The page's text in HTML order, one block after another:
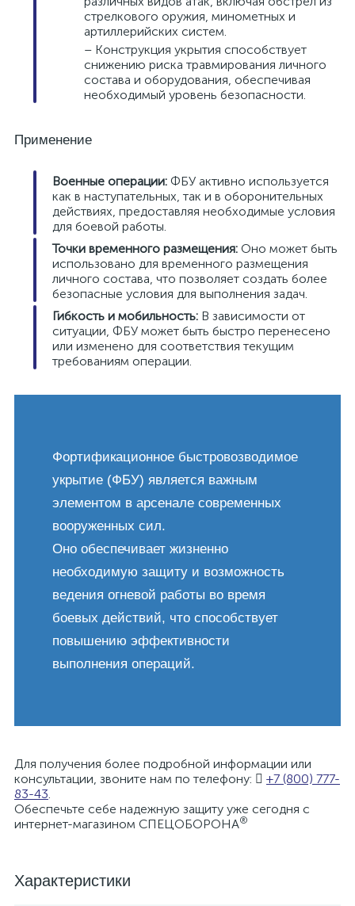
стрелкового оружия, минометных и
артиллерийских систем.
– Конструкция укрытия способствует
снижению риска травмирования личного
состава и оборудования, обеспечивая
необходимый уровень безопасности.
Применение
Военные операции: ФБУ активно используется
как в наступательных, так и в оборонительных
действиях, предоставляя необходимые условия
для боевой работы.
Точки временного размещения: Оно может быть
использовано для временного размещения
личного состава, что позволяет создать более
безопасные условия для выполнения задач.
Гибкость и мобильность: В зависимости от
ситуации, ФБУ может быть быстро перенесено
или изменено для соответствия текущим
требованиям операции.
Фортификационное быстровозводимое
укрытие (ФБУ) является важным
элементом в арсенале современных
вооруженных сил.
Оно обеспечивает жизненно
необходимую защиту и возможность
ведения огневой работы во время
боевых действий, что способствует
повышению эффективности
выполнения операций.
Для получения более подробной информации или
консультации, звоните нам по телефону:
+7 (800) 777-
83-43.
Обеспечьте себе надежную защиту уже сегодня с
интернет-магазином СПЕЦОБОРОНА®
Характеристики